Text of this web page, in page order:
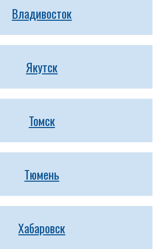
Владивосток
Якутск
Томск
Тюмень
Хабаровск